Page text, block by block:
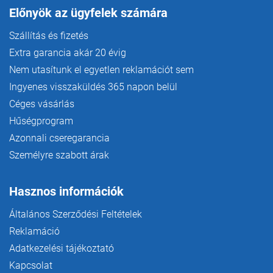
Előnyök az ügyfelek számára
Szállítás és fizetés
Extra garancia akár 20 évig
Nem utasítunk el egyetlen reklamációt sem
Ingyenes visszaküldés 365 napon belül
Céges vásárlás
Hűségprogram
Azonnali cseregarancia
Személyre szabott árak
Hasznos információk
Általános Szerződési Feltételek
Reklamáció
Adatkezelési tájékoztató
Kapcsolat